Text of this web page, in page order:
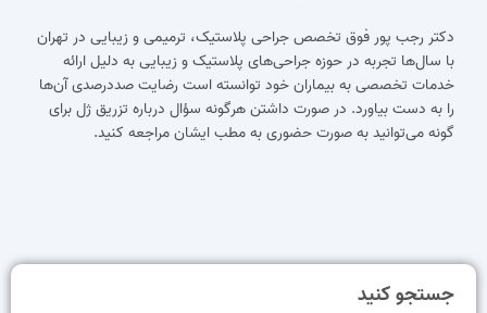
دکتر رجب پور فوق‌ تخصص جراحی پلاستیک، ترمیمی و زیبایی در تهران
با سال‌ها تجربه در حوزه جراحی‌های پلاستیک و زیبایی به دلیل ارائه
خدمات تخصصی به بیماران خود توانسته است رضایت صددرصدی آن‌ها
را به دست بیاورد. در صورت داشتن هرگونه سؤال درباره تزریق ژل برای
گونه می‌توانید به صورت حضوری به مطب ایشان مراجعه کنید.
جستجو کنید